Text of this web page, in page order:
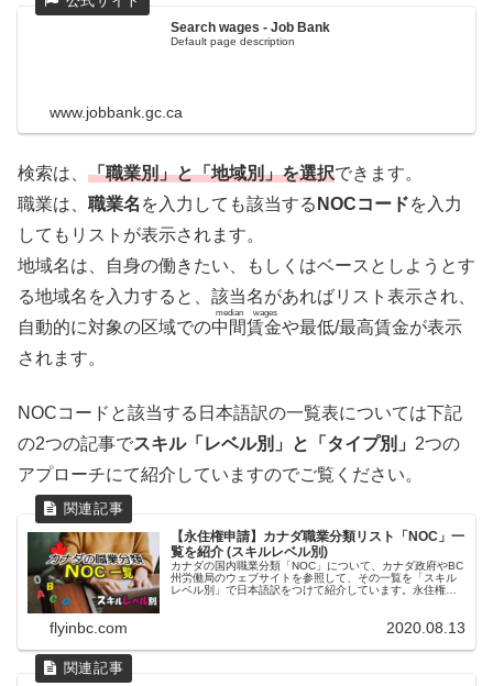
Search wages - Job Bank
Default page description
www.jobbank.gc.ca
検索は、 「職業別」と「地域別」を選択できます。
職業は、 職業名 を入力しても該当する NOCコードを入力
してもリストが表示されます。
地域名は、自身の働きたい、もしくはベースとしようとす
る地域名を入力すると、該当名があればリスト表示され、
自動的に対象の区域での中間賃金
median wages
や最低/最高賃金が表示
されます。
NOCコードと該当する日本語訳の一覧表については下記
の2つの記事でスキル「レベル別」と「タイプ別」 2つの
アプローチにて紹介していますのでご覧ください。
【永住権申請】カナダ職業分類リスト「NOC」一
覧を紹介 (スキルレベル別)
カナダの国内職業分類「NOC」について、カナダ政府やBC
州労働局のウェブサイトを参照して、その一覧を「スキル
レベル別」で日本語訳をつけて紹介しています。永住権申
flyinbc.com 2020.08.13